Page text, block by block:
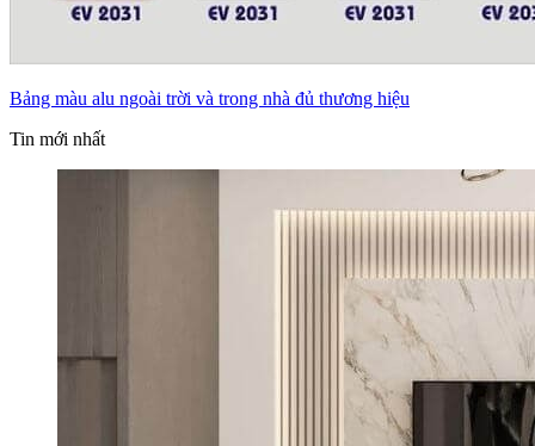
Bảng màu alu ngoài trời và trong nhà đủ thương hiệu
Tin mới nhất